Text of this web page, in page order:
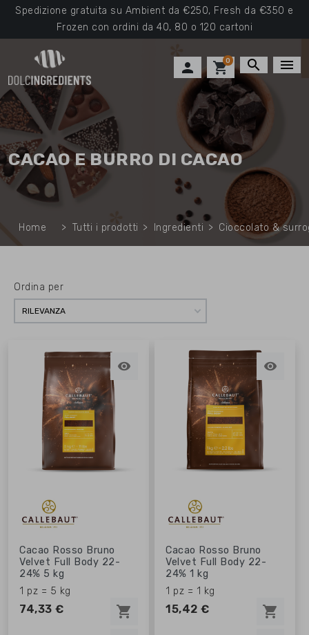
Spedizione gratuita su Ambient da €250, Fresh da €350 e
Frozen con ordini da 40, 80 o 120 cartoni
 shopping_cart0 search menu
CACAO E BURRO DI CACAO
Home Tutti i prodotti Ingredienti Cioccolato &
Ordina per
RILEVANZA

Cacao Rosso Bruno
Velvet Full Body 22-
24% 5 kg
1 pz = 5 kg
74,33 € shopping_cart

Cacao Rosso Bruno
Velvet Full Body 22-
24% 1 kg
1 pz = 1 kg
15,42 € shopping_cart